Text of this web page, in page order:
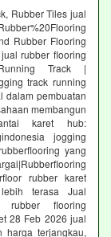
Rubber Tiles jual
Rubber Flooring
rubber flooring
Track |
track running
dalam pembuatan
membangun
karet hub:
jogging
yang
rubber karet
terasa Jual
rubber flooring
28 Feb 2026 jual
harga terjangkau,